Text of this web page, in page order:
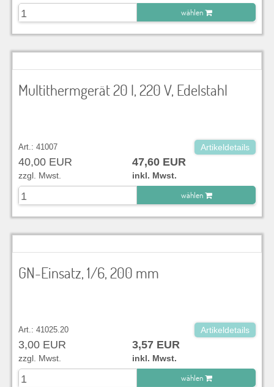
wählen
zu Warenkorb hinzugefügt.
Multithermgerät 20 l, 220 V, Edelstahl
Art.: 41007 Artikeldetails
40,00 EUR 47,60 EUR
zzgl. Mwst.
inkl. Mwst.
wählen
zu Warenkorb hinzugefügt.
GN-Einsatz, 1/6, 200 mm
Art.: 41025.20 Artikeldetails
3,00 EUR 3,57 EUR
zzgl. Mwst.
inkl. Mwst.
wählen